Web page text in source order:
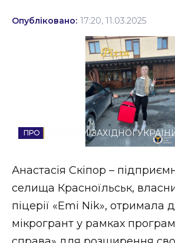
Стиль життя
Втрачений Ужгород
Втрачений Ужгород
ЗАКАРПАТСЬКІ НОВИНИ
Опубліковано: 17:20, 11.03.2025
НОВИНИ ЗАХІДНОЇ
Анастасія Скіпор –
селища Красноїльськ,
піцерії «Emi Nik», отримала
мікрогрант у рамках